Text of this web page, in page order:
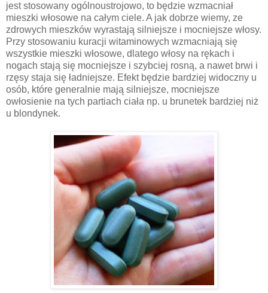
jest stosowany ogólnoustrojowo, to będzie wzmacniał
mieszki włosowe na całym ciele. A jak dobrze wiemy, ze
zdrowych mieszków wyrastają silniejsze i mocniejsze włosy.
Przy stosowaniu kuracji witaminowych wzmacniają się
wszystkie mieszki włosowe, dlatego włosy na rękach i
nogach stają się mocniejsze i szybciej rosną, a nawet brwi i
rzęsy staja się ładniejsze. Efekt będzie bardziej widoczny u
osób, które generalnie mają silniejsze, mocniejsze
owłosienie na tych partiach ciała np. u brunetek bardziej niż
u blondynek.